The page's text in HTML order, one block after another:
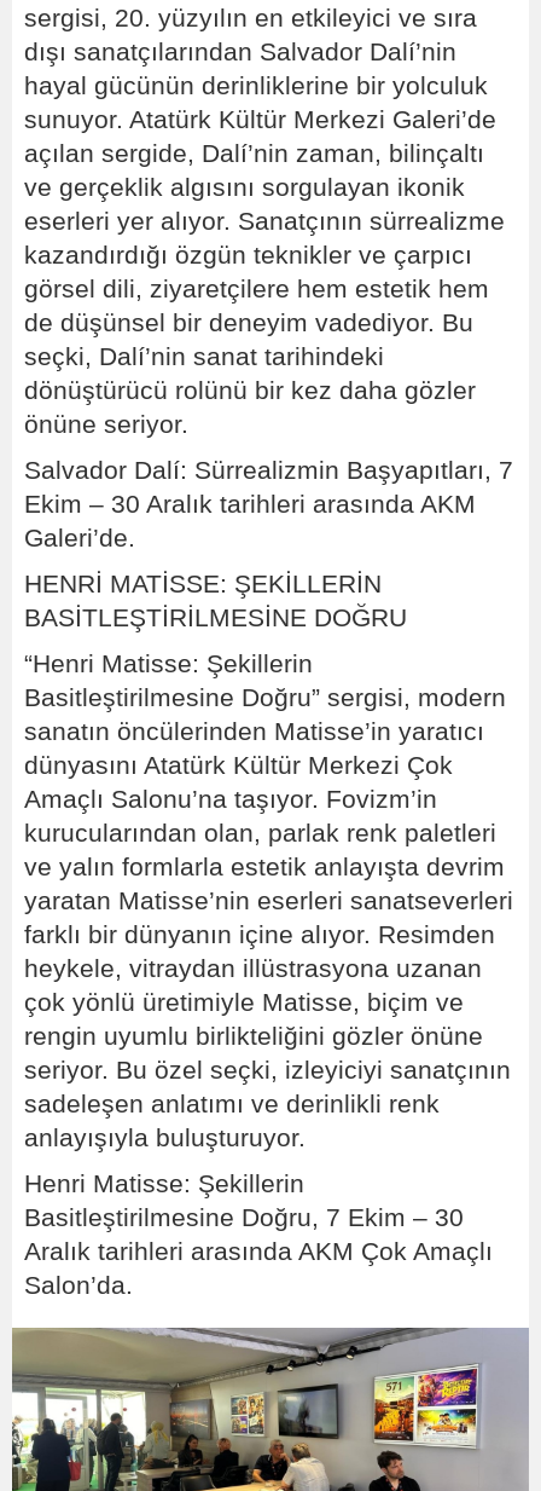
sergisi, 20. yüzyılın en etkileyici ve sıra
dışı sanatçılarından Salvador Dalí’nin
hayal gücünün derinliklerine bir yolculuk
sunuyor. Atatürk Kültür Merkezi Galeri’de
açılan sergide, Dalí’nin zaman, bilinçaltı
ve gerçeklik algısını sorgulayan ikonik
eserleri yer alıyor. Sanatçının sürrealizme
kazandırdığı özgün teknikler ve çarpıcı
görsel dili, ziyaretçilere hem estetik hem
de düşünsel bir deneyim vadediyor. Bu
seçki, Dalí’nin sanat tarihindeki
dönüştürücü rolünü bir kez daha gözler
önüne seriyor.
Salvador Dalí: Sürrealizmin Başyapıtları, 7
Ekim – 30 Aralık tarihleri arasında AKM
Galeri’de.
HENRİ MATİSSE: ŞEKİLLERİN
BASİTLEŞTİRİLMESİNE DOĞRU
“Henri Matisse: Şekillerin
Basitleştirilmesine Doğru” sergisi, modern
sanatın öncülerinden Matisse’in yaratıcı
dünyasını Atatürk Kültür Merkezi Çok
Amaçlı Salonu’na taşıyor. Fovizm’in
kurucularından olan, parlak renk paletleri
ve yalın formlarla estetik anlayışta devrim
yaratan Matisse’nin eserleri sanatseverleri
farklı bir dünyanın içine alıyor. Resimden
heykele, vitraydan illüstrasyona uzanan
çok yönlü üretimiyle Matisse, biçim ve
rengin uyumlu birlikteliğini gözler önüne
seriyor. Bu özel seçki, izleyiciyi sanatçının
sadeleşen anlatımı ve derinlikli renk
anlayışıyla buluşturuyor.
Henri Matisse: Şekillerin
Basitleştirilmesine Doğru, 7 Ekim – 30
Aralık tarihleri arasında AKM Çok Amaçlı
Salon’da.